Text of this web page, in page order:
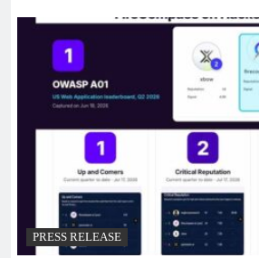
PRESS RELEASE